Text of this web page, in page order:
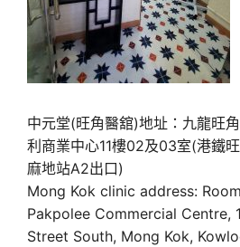
中元堂(旺角醫舘)地址：九龍旺
利商業中心11樓02及03室(港鐵
麻地站A2出口)
Mong Kok clinic address:
Pakpolee Commercial Centre,
Street South, Mong Kok,